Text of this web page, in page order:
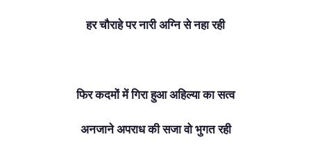
हर चौराहे पर नारी अग्नि से नहा रही
फिर कदमों में गिरा हुआ अहिल्या का सत्व
अनजाने अपराध की सजा वो भुगत रही